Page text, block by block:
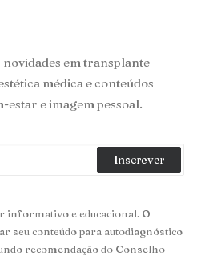
em transplante
médica e conteúdos
estar e imagem pessoal.
informativo e educacional. O
seu conteúdo para autodiagnóstico
recomendação do Conselho